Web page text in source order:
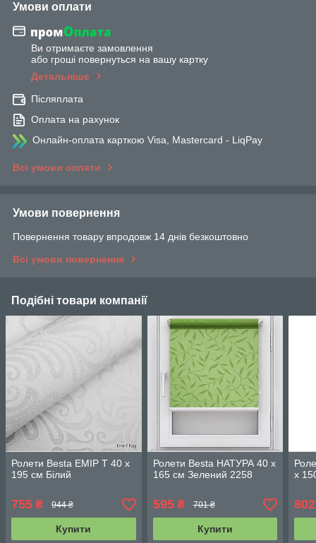
Умови оплати
Ви отримаєте замовлення
або гроші повернуться на вашу картку
Детальніше
Післяплата
Оплата на рахунок
Онлайн-оплата карткою Visa, Mastercard - LiqPay
Всі умови оплати
Умови повернення
Повернення товару впродовж 14 днів безкоштовно
Всі умови повернення
Подібні товари компанії
Ролети Besta ЕМІР Т 40 х
195 см Білий
755 ₴ 944 ₴
Купити
Ролети Besta НАТУРА 40 х
165 см Зелений 2258
595₴ 701 ₴
Купити
х
802